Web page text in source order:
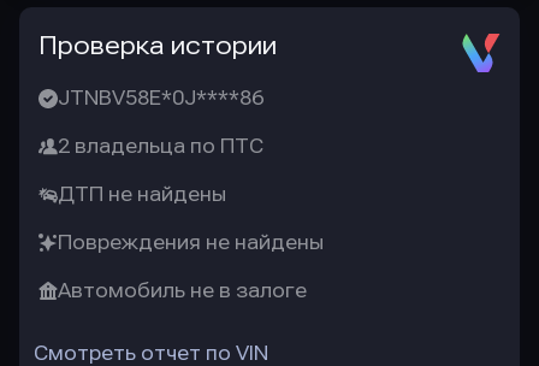
Проверка истории
JTNBV58E*0J****86
2 владельца по ПТС
ДТП не найдены
Повреждения не найдены
Автомобиль не в залоге
Смотреть отчет по VIN